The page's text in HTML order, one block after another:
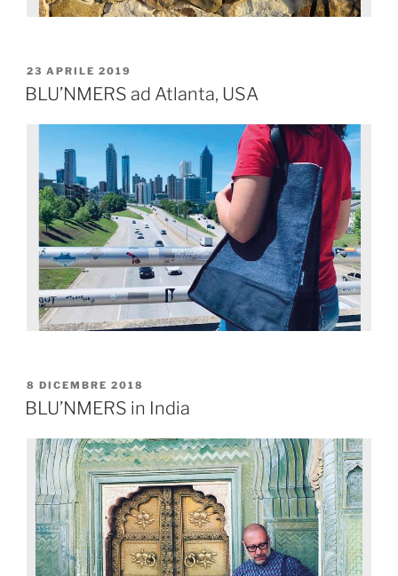
23 APRILE 2019
BLU’NMERS ad Atlanta, USA
8 DICEMBRE 2018
BLU’NMERS in India